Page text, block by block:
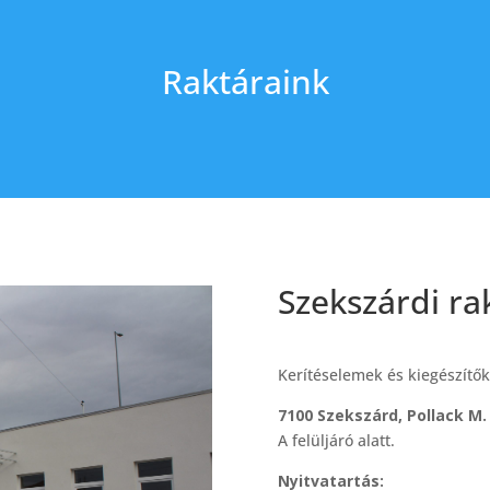
Raktáraink
Szekszárdi
Kerítéselemek és
7100 Szekszárd, Pollack M.
A felüljáró alatt.
Nyitvatartás: